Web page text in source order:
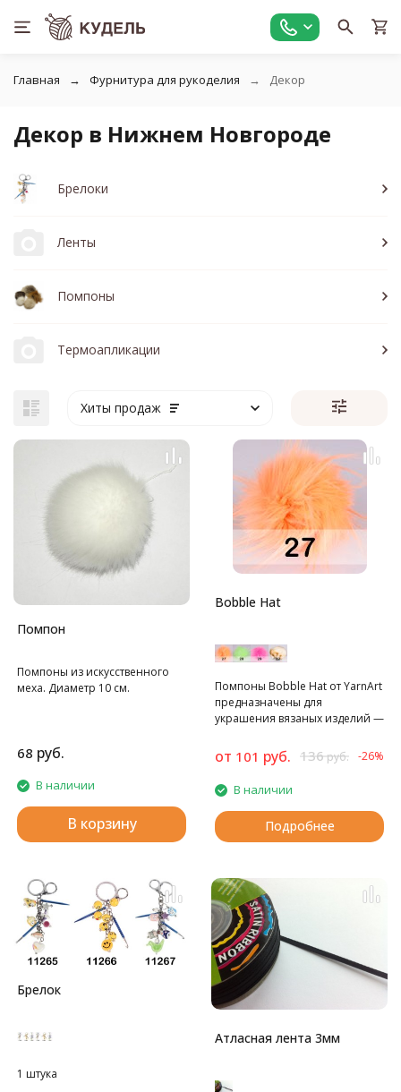
Главная Фурнитура для рукоделия Декор
Декор в Нижнем Новгороде
Брелоки
Ленты
Помпоны
Термоапликации
Хиты продаж
Помпон
Помпоны из искусственного
меха. Диаметр 10 см.
68 руб.
В наличии
В корзину
Bobble Hat
Помпоны Bobble Hat от YarnArt
предназначены для
украшения вязаных изделий —
от 101 руб. 136руб. -26%
В наличии
Подробнее
Брелок
1 штука
Атласная лента 3мм